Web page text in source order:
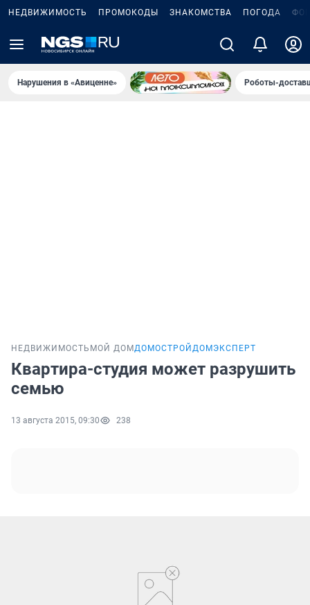
НЕДВИЖИМОСТЬ ПРОМОКОДЫ ЗНАКОМСТВА ПОГОДА
Нарушения в «Авиценне» Роботы-
НЕДВИЖИМОСТЬ МОЙ ДОМДОМОСТРОЙ ДОМЭКСПЕРТ
Квартира-студия может разрушить
семью
13 августа 2015, 09:30 238